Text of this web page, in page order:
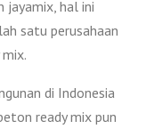
jayamix, hal ini
satu perusahaan
di Indonesia
ready mix pun